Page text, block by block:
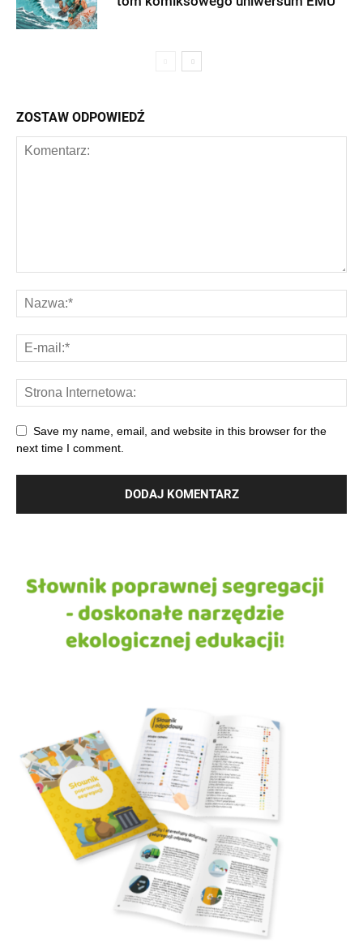
ZOSTAW ODPOWIEDŹ
Save my name, email, and website in this browser for the
next time I comment.